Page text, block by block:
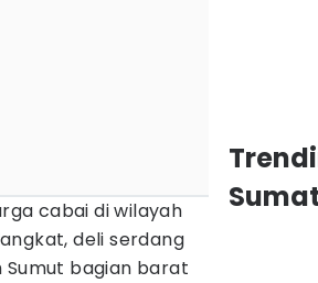
cabai di wilayah
deli serdang
bagian barat